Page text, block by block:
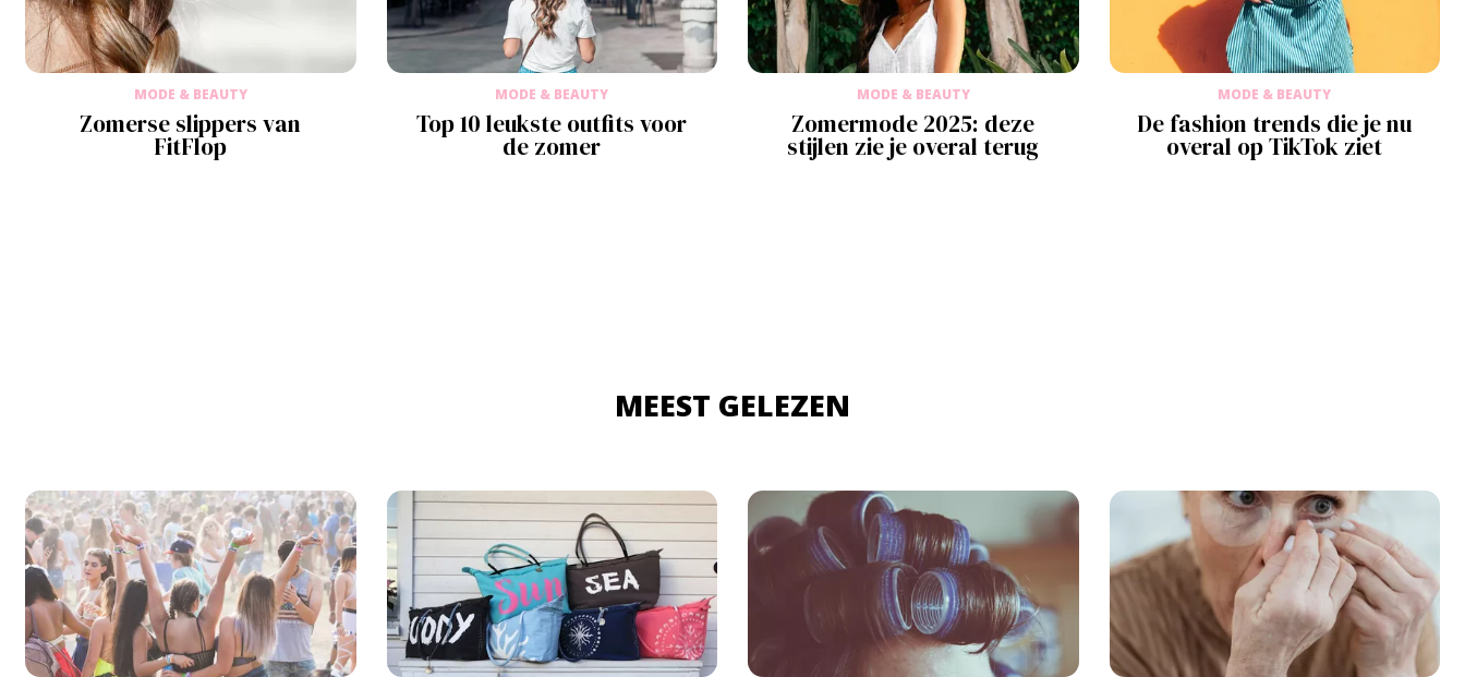
MODE & BEAUTY
Zomerse slippers van
FitFlop
MODE & BEAUTY
Top 10 leukste outfits voor
de zomer
MODE & BEAUTY
Zomermode 2025: deze
stijlen zie je overal terug
MODE & BEAUTY
De fashion trends die je nu
overal op TikTok ziet
MEEST GELEZEN